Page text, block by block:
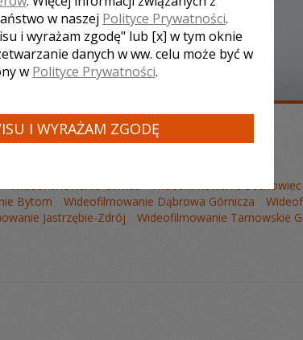
2
Wideofilmowanie Sosnowiec
Bytom Wideofilmowanie Dąbrowa Górnicza
Jastrzębie-Zdrój Wideofilmowanie Tarnowskie
w naszej Polityce Prywatności.
i wyrażam zgodę" lub [x] w tym oknie
danych w ww. celu może być w
w Polityce Prywatności.
I WYRAŻAM ZGODĘ